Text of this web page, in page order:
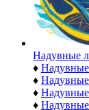
Надувные
♦
♦
♦
♦